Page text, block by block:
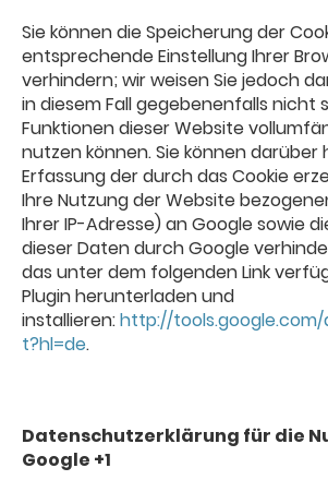
Sie können die Speicherung der
entsprechende Einstellung Ihrer
verhindern; wir weisen Sie jedoch
in diesem Fall gegebenenfalls nicht
Funktionen dieser Website
nutzen können. Sie können darüber
Erfassung der durch das Cookie
Ihre Nutzung der Website
Ihrer IP-Adresse) an Google sowie
dieser Daten durch Google
das unter dem folgenden Link
Plugin herunterladen und
installieren:http://
t?hl=de.
Datenschutzerklärung für die
Google +1